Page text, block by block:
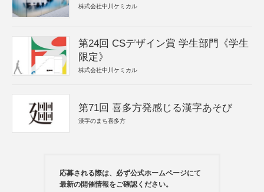
株式会社中川ケミカル
第24回 CSデザイン賞 学生部門《学生
限定》
株式会社中川ケミカル
第71回 喜多方発感じる漢字あそび
漢字のまち喜多方
応募される際は、必ず公式ホームページにて
最新の開催情報をご確認ください。